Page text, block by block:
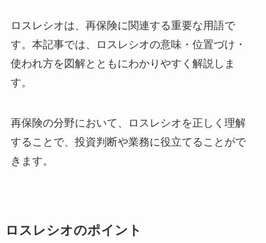
ロスレシオは、再保険に関連する重要な用語で
す。本記事では、ロスレシオの意味・位置づけ・
使われ方を図解とともにわかりやすく解説しま
す。
再保険の分野において、ロスレシオを正しく理解
することで、投資判断や業務に役立てることがで
きます。
ロスレシオのポイント